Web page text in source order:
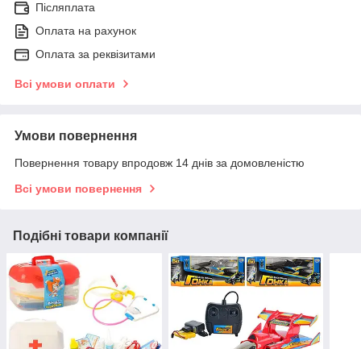
Післяплата
Оплата на рахунок
Оплата за реквізитами
Всі умови оплати
Умови повернення
Повернення товару впродовж 14 днів за домовленістю
Всі умови повернення
Подібні товари компанії